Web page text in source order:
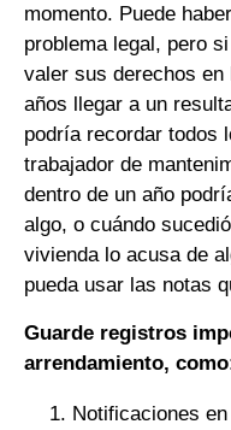
momento. Puede
problema legal, pero
valer sus derechos
años llegar a un
podría recordar todos
trabajador de
dentro de un año
algo, o cuándo
vivienda lo acusa de
pueda usar las notas
Guarde registros
arrendamiento,
Notificaciones